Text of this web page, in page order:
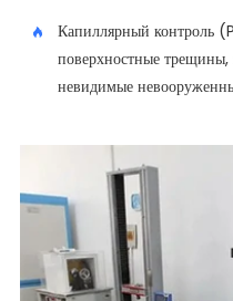
Капиллярный контроль
поверхностные
невидимые